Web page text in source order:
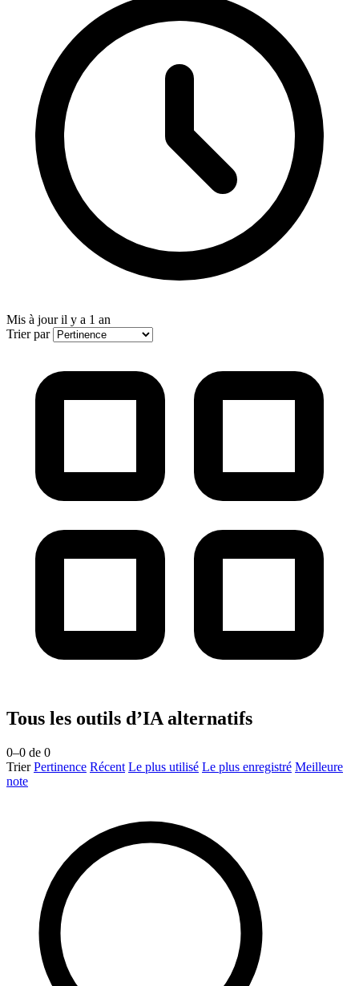
Mis à jouril y a 1 an
Trier par
Tous les outils d’IA alternatifs
0–0 de 0
TrierPertinence Récent Le plus utilisé Le plus enregistré Meilleure
note